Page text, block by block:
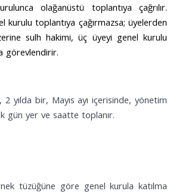
olağanüstü toplantıya çağrılır.
kurulu toplantıya çağırmazsa; üyelerden
sulh hakimi, üç üyeyi genel kurulu
görevlendirir.
yılda bir, Mayıs ayı içerisinde, yönetim
gün yer ve saatte toplanır.
tüzüğüne göre genel kurula katılma